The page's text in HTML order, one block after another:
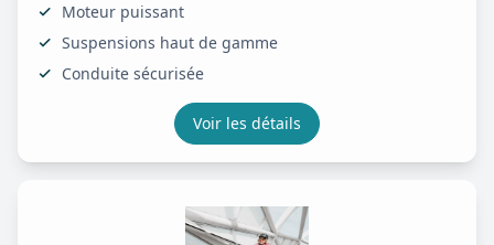
Moteur puissant
Suspensions haut de gamme
Conduite sécurisée
Voir les détails